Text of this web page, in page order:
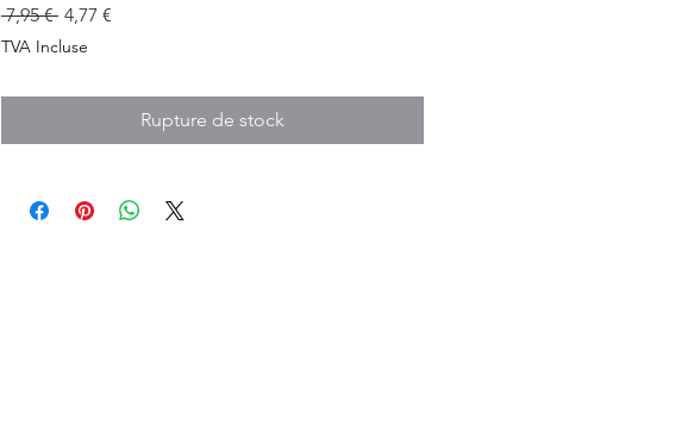
7,95 € Prix
original
4,77 €
TVA Incluse
Rupture de stock